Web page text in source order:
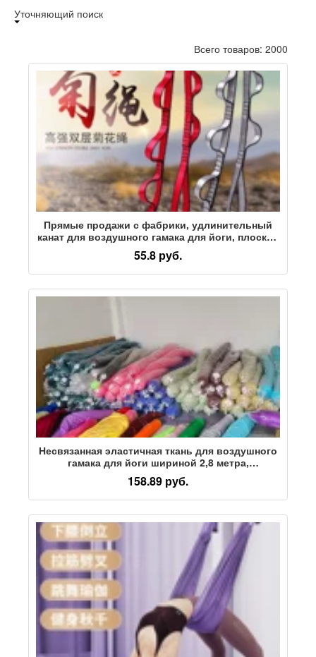
Уточняющий поиск
Всего товаров: 2000
Прямые продажи с фабрики, удлинительный
канат для воздушного гамака для йоги, плоский
ремень, удлинительный ремень из
высокопрочного полиэстера, страховочный
канат, веревка из хризантемы
55.8 руб.
Несвязанная эластичная ткань для воздушного
гамака для йоги шириной 2,8 метра,
антигравитационная ткань для воздушной йоги,
качели для йоги
158.89 руб.